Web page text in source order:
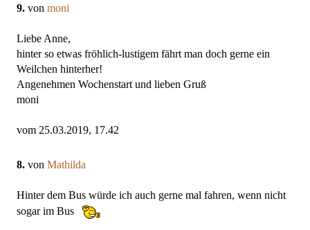
9. von moni
Liebe Anne,
hinter so etwas fröhlich-lustigem fährt man doch gerne ein
Weilchen hinterher!
Angenehmen Wochenstart und lieben Gruß
moni
vom 25.03.2019, 17.42
8. von Mathilda
Hinter dem Bus würde ich auch gerne mal fahren, wenn nicht
sogar im Bus